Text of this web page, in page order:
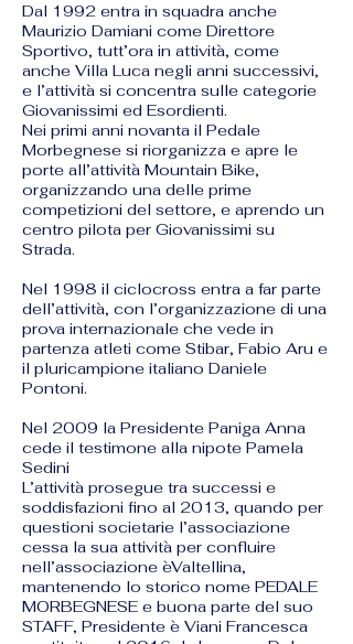
Dal 1992 entra in squadra anche
Maurizio Damiani come Direttore
Sportivo, tutt’ora in attività, come
anche Villa Luca negli anni successivi,
e l’attività si concentra sulle categorie
Giovanissimi ed Esordienti.
Nei primi anni novanta il Pedale
Morbegnese si riorganizza e apre le
porte all’attività Mountain Bike,
organizzando una delle prime
competizioni del settore, e aprendo un
centro pilota per Giovanissimi su
Strada.
Nel 1998 il ciclocross entra a far parte
dell’attività, con l’organizzazione di una
prova internazionale che vede in
partenza atleti come Stibar, Fabio Aru e
il pluricampione italiano Daniele
Pontoni.
Nel 2009 la Presidente Paniga Anna
cede il testimone alla nipote Pamela
Sedini
L’attività prosegue tra successi e
soddisfazioni fino al 2013, quando per
questioni societarie l’associazione
cessa la sua attività per confluire
nell’associazione èValtellina,
mantenendo lo storico nome PEDALE
MORBEGNESE e buona parte del suo
STAFF, Presidente è Viani Francesca